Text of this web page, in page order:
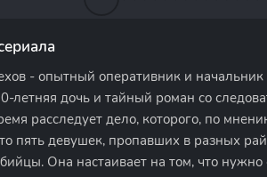
- опытный оперативник и
летняя дочь и тайный роман со
расследует дело, которого, по
пять девушек, пропавших в разных
Она настаивает на том, что